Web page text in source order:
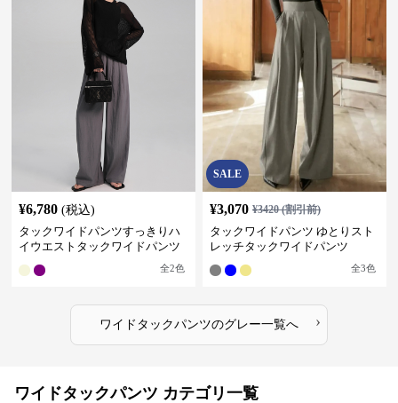
¥6,780 (税込)
タックワイドパンツすっきりハ
イウエストタックワイドパンツ
全2色
SALE
¥3,070 ¥3420(割引前)
タックワイドパンツ ゆとりスト
レッチタックワイドパンツ
全3色
ワイドタックパンツのグレー一覧へ ›
ワイドタックパンツ カテゴリ一覧